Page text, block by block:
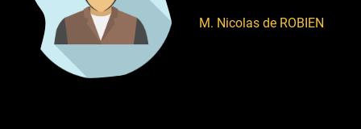
M. Nicolas de ROBIEN